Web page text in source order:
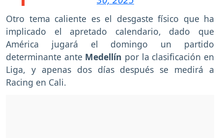
Otro tema caliente es el desgaste físico que ha
implicado el apretado calendario, dado que
América jugará el domingo un partido
determinante ante Medellín por la clasificación en
Liga, y apenas dos días después se medirá a
Racing en Cali.